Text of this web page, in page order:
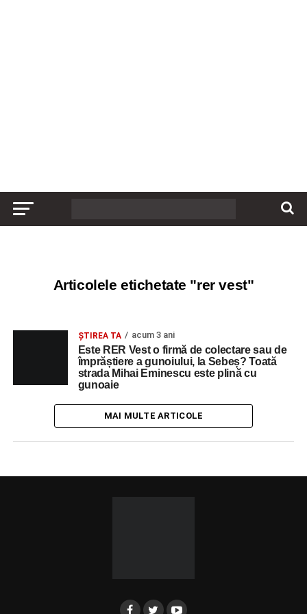
Articolele etichetate "rer vest"
ŞTIREA TA acum 3 ani
Este RER Vest o firmă de colectare sau de
împrăștiere a gunoiului, la Sebeș? Toată
strada Mihai Eminescu este plină cu
gunoaie
MAI MULTE ARTICOLE